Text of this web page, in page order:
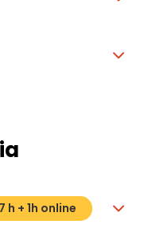
7 h + 1h online